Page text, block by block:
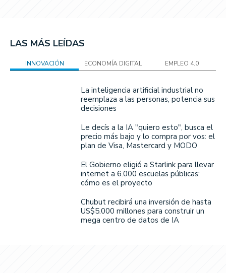
LAS MÁS LEÍDAS
INNOVACIÓN ECONOMÍA DIGITAL EMPLEO 4.0
La inteligencia artificial industrial no
reemplaza a las personas, potencia sus
decisiones
Le decís a la IA "quiero esto", busca el
precio más bajo y lo compra por vos: el
plan de Visa, Mastercard y MODO
El Gobierno eligió a Starlink para llevar
internet a 6.000 escuelas públicas:
cómo es el proyecto
Chubut recibirá una inversión de hasta
US$5.000 millones para construir un
mega centro de datos de IA